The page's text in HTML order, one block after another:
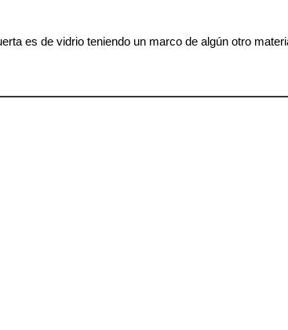
es de vidrio teniendo un marco de algún otro